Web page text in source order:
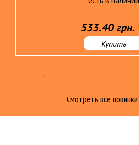
533.40 грн.
Купить
Смотреть все новинки